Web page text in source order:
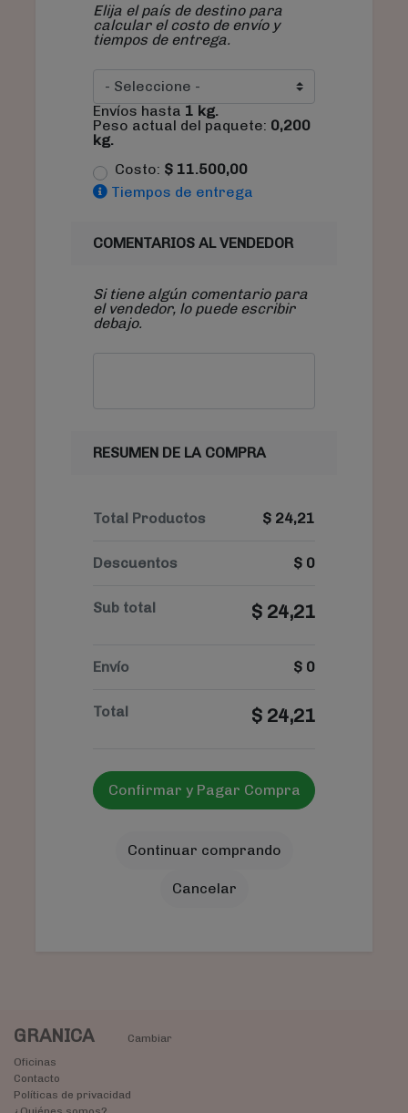
Elija el país de destino para
calcular el costo de envío y
tiempos de entrega.
Envíos hasta 1 kg.
Peso actual del paquete: 0,200
kg.
Costo: $ 11.500,00
Tiempos de entrega
COMENTARIOS AL VENDEDOR
Si tiene algún comentario para
el vendedor, lo puede escribir
debajo.
RESUMEN DE LA COMPRA
Total Productos $ 24,21
Descuentos $ 0
Sub total $ 24,21
Envío $ 0
Total $ 24,21
Confirmar y Pagar Compra
Continuar comprando
Cancelar
GRANICA
Cambiar
Oficinas
Contacto
Políticas de privacidad